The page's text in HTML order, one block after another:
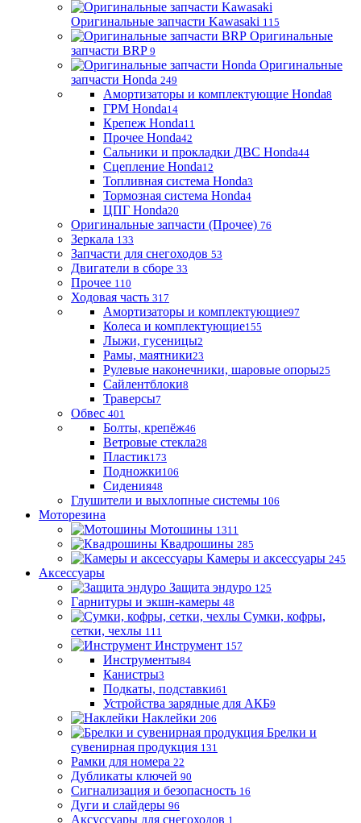
Оригинальные запчасти Kawasaki 115
Оригинальные
запчасти BRP 9
Оригинальные
запчасти Honda 249
Амортизаторы и комплектующие Honda8
ГРМ Honda14
Крепеж Honda11
Прочее Honda42
Сальники и прокладки ДВС Honda44
Сцепление Honda12
Топливная система Honda3
Тормозная система Honda4
ЦПГ Honda20
Оригинальные запчасти (Прочее) 76
Зеркала 133
Запчасти для снегоходов 53
Двигатели в сборе 33
Прочее 110
Ходовая часть 317
Амортизаторы и комплектующие97
Колеса и комплектующие155
Лыжи, гусеницы2
Рамы, маятники23
Рулевые наконечники, шаровые опоры25
Сайлентблоки8
Траверсы7
Обвес 401
Болты, крепёж46
Ветровые стекла28
Пластик173
Подножки106
Сидения48
Глушители и выхлопные системы 106
Моторезина
Мотошины 1311
Квадрошины 285
Камеры и аксессуары 245
Аксессуары
Защита эндуро 125
Гарнитуры и экшн-камеры 48
Сумки, кофры,
сетки, чехлы 111
Инструмент 157
Инструменты84
Канистры3
Подкаты, подставки61
Устройства зарядные для АКБ9
Наклейки 206
Брелки и
сувенирная продукция 131
Рамки для номера 22
Дубликаты ключей 90
Сигнализация и безопасность 16
Дуги и слайдеры 96
Аксуссуары для снегоходов 1